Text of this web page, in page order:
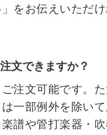
をお伝えいただ
文できますか？
ご注文可能です。
一部例外を除いて
譜や管打楽器・